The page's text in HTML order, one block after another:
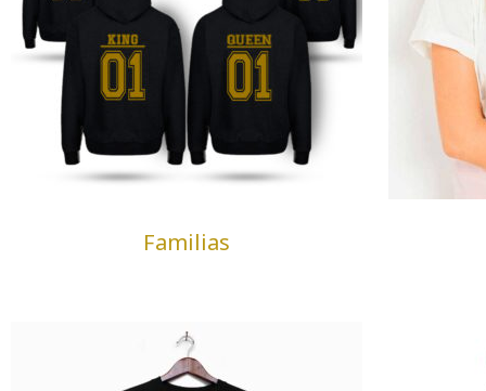
Familias